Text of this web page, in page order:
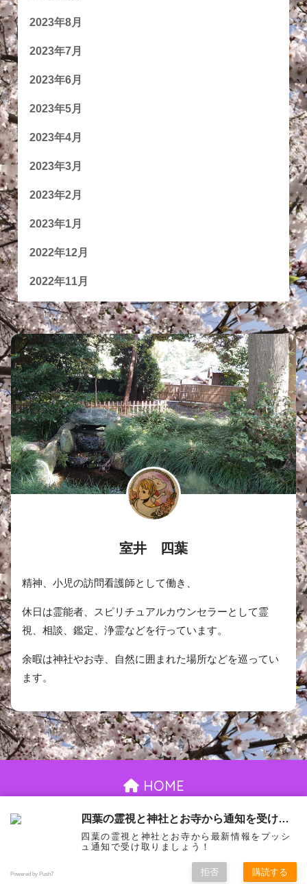
2023年8月
2023年7月
2023年6月
2023年5月
2023年4月
2023年3月
2023年2月
2023年1月
2022年12月
2022年11月
室井 四葉
精神、小児の訪問看護師として働き、
休日は霊能者、スピリチュアルカウンセラーとして霊
視、相談、鑑定、浄霊などを行っています。
余暇は神社やお寺、自然に囲まれた場所などを巡ってい
ます。
HOME
お問い合わせ 御依頼について プライバシーポリシー
© 2026 室井四葉 All rights reserved.
お問い合わせ プライバシーポリシー
四葉の霊視と神社とお寺から通知を受け取る
四葉の霊視と神社とお寺から最新情報をプッシ
ュ通知で受け取りましょう！
Powered by Push7 拒否 購読する